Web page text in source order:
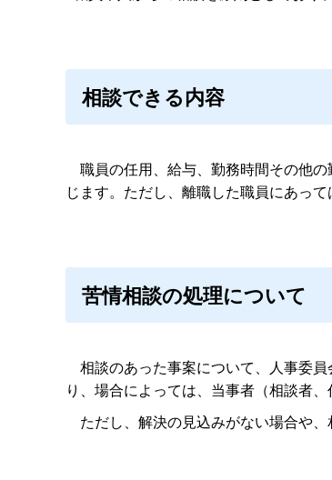
相談できる内容
職員の任用、給与、勤務時間その他
じます。ただし、離職した職員にあっ
苦情相談の処理について
相談のあった事案について、人事委
り、場合によっては、当事者（相談者
ただし、解決の見込みがない場合や、